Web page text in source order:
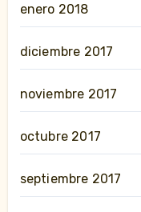
enero 2018
diciembre 2017
noviembre 2017
octubre 2017
septiembre 2017